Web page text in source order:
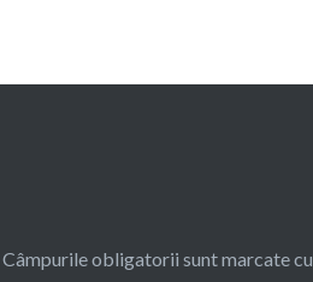
Câmpurile obligatorii sunt marcate cu